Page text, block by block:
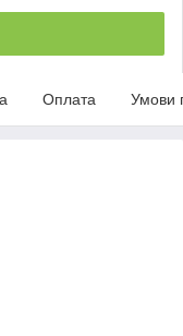
Оплата Умови